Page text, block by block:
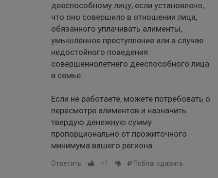
дееспособному лицу, если установлено,
что оно совершило в отношении лица,
обязанного уплачивать алименты,
умышленное преступление или в случае
недостойного поведения
совершеннолетнего дееспособного лица
в семье.
Если не работаете, можете потребовать о
пересмотре алиментов и назначить
твердую денежную сумму
пропорционально от прожиточного
минимума вашего региона.
Ответить +1 Поблагодарить